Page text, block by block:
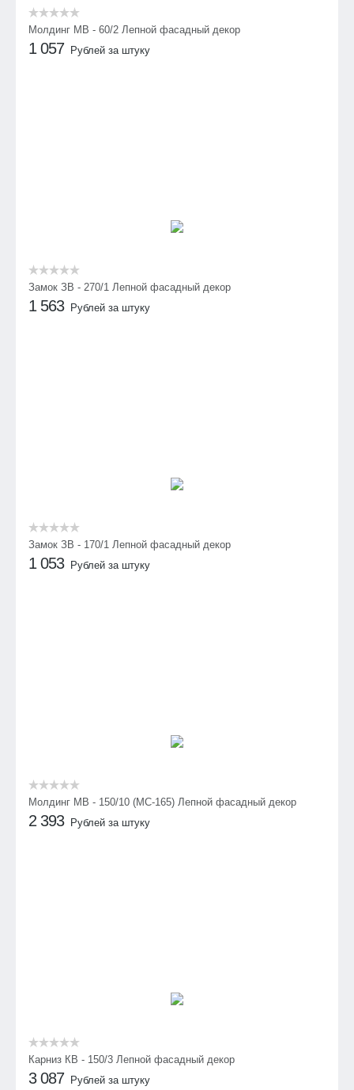
Молдинг МВ - 60/2 Лепной фасадный декор
1 057 Рублей за штуку
Замок ЗВ - 270/1 Лепной фасадный декор
1 563 Рублей за штуку
Замок ЗВ - 170/1 Лепной фасадный декор
1 053 Рублей за штуку
Молдинг МВ - 150/10 (МС-165) Лепной фасадный декор
2 393 Рублей за штуку
Карниз КВ - 150/3 Лепной фасадный декор
3 087 Рублей за штуку